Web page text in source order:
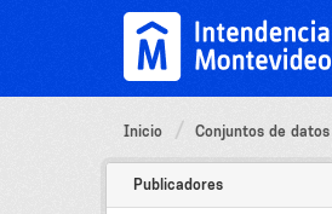
Inicio Conjuntos de datos
Publicadores